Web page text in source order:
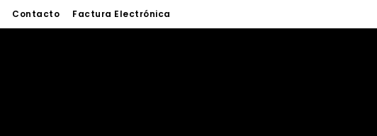
Contacto Factura Electrónica